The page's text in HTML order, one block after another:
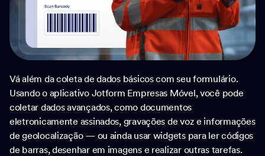
Vá além da coleta de dados básicos com seu formulário.
Usando o aplicativo Jotform Empresas Móvel, você pode
coletar dados avançados, como documentos
eletronicamente assinados, gravações de voz e informações
de geolocalização — ou ainda usar widgets para ler códigos
de barras, desenhar em imagens e realizar outras tarefas.